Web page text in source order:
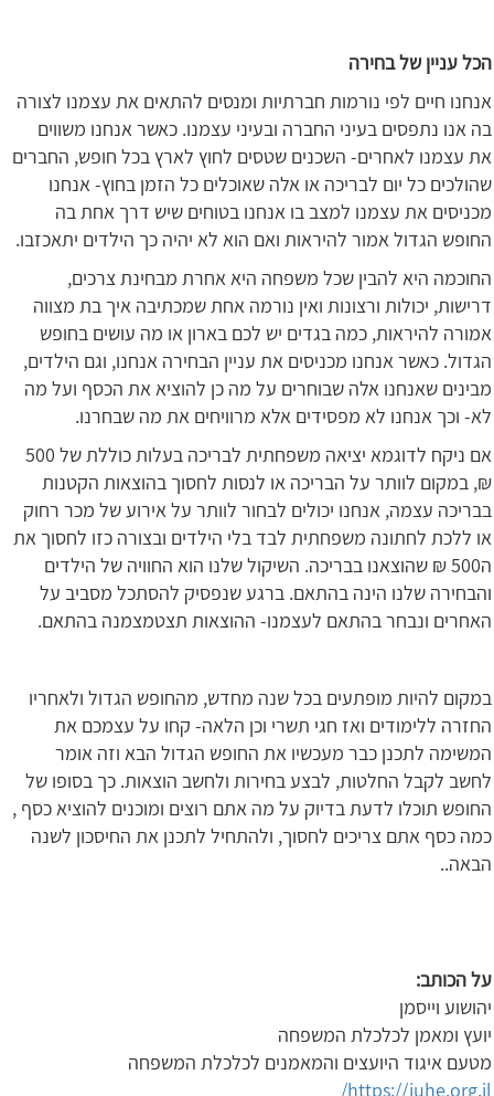
הכל עניין של בחירה
אנחנו חיים לפי נורמות חברתיות ומנסים להתאים את עצמנו לצורה
בה אנו נתפסים בעיני החברה ובעיני עצמנו. כאשר אנחנו משווים
את עצמנו לאחרים- השכנים שטסים לחוץ לארץ בכל חופש, החברים
שהולכים כל יום לבריכה או אלה שאוכלים כל הזמן בחוץ- אנחנו
מכניסים את עצמנו למצב בו אנחנו בטוחים שיש דרך אחת בה
החופש הגדול אמור להיראות ואם הוא לא יהיה כך הילדים יתאכזבו.
החוכמה היא להבין שכל משפחה היא אחרת מבחינת צרכים,
דרישות, יכולות ורצונות ואין נורמה אחת שמכתיבה איך בת מצווה
אמורה להיראות, כמה בגדים יש לכם בארון או מה עושים בחופש
הגדול. כאשר אנחנו מכניסים את עניין הבחירה אנחנו, וגם הילדים,
מבינים שאנחנו אלה שבוחרים על מה כן להוציא את הכסף ועל מה
לא- וכך אנחנו לא מפסידים אלא מרוויחים את מה שבחרנו.
אם ניקח לדוגמא יציאה משפחתית לבריכה בעלות כוללת של 500
₪, במקום לוותר על הבריכה או לנסות לחסוך בהוצאות הקטנות
בבריכה עצמה, אנחנו יכולים לבחור לוותר על אירוע של מכר רחוק
או ללכת לחתונה משפחתית לבד בלי הילדים ובצורה כזו לחסוך את
ה500 ₪ שהוצאנו בבריכה. השיקול שלנו הוא החוויה של הילדים
והבחירה שלנו הינה בהתאם. ברגע שנפסיק להסתכל מסביב על
האחרים ונבחר בהתאם לעצמנו- ההוצאות תצטמצמנה בהתאם.
במקום להיות מופתעים בכל שנה מחדש, מהחופש הגדול ולאחריו
החזרה ללימודים ואז חגי תשרי וכן הלאה- קחו על עצמכם את
המשימה לתכנן כבר מעכשיו את החופש הגדול הבא וזה אומר
לחשב לקבל החלטות, לבצע בחירות ולחשב הוצאות. כך בסופו של
החופש תוכלו לדעת בדיוק על מה אתם רוצים ומוכנים להוציא כסף ,
כמה כסף אתם צריכים לחסוך, ולהתחיל לתכנן את החיסכון לשנה
הבאה..
על הכותב:
יהושוע וייסמן
יועץ ומאמן לכלכלת המשפחה
מטעם איגוד היועצים והמאמנים לכלכלת המשפחה
https://iuhe.org.il/